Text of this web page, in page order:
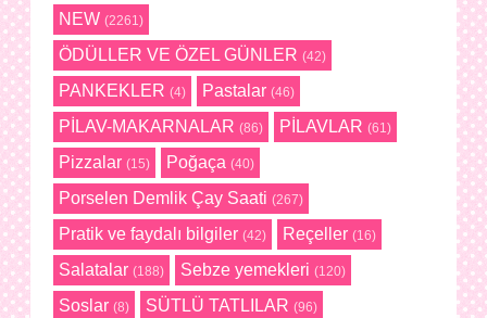
NEW (2261)
ÖDÜLLER VE ÖZEL GÜNLER (42)
PANKEKLER (4) Pastalar (46)
PİLAV-MAKARNALAR (86) PİLAVLAR (61)
Pizzalar (15) Poğaça (40)
Porselen Demlik Çay Saati (267)
Pratik ve faydalı bilgiler (42) Reçeller (16)
Salatalar (188) Sebze yemekleri (120)
Soslar (8) SÜTLÜ TATLILAR (96)